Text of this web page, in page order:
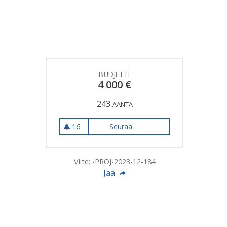
BUDJETTI
4 000 €
243 ÄÄNTÄ
16
16 seuraajaa
Seuraa
Viite: -PROJ-2023-12-184
Jaa